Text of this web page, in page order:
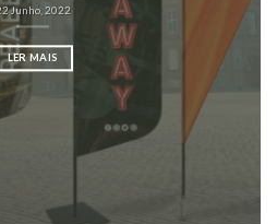
Junho, 2022
LER MAIS